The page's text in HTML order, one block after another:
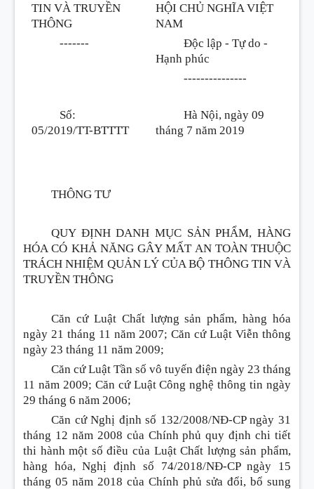
TIN VÀ TRUYỀN
THÔNG
-------
HỘI CHỦ NGHĨA VIỆT
NAM
Độc lập - Tự do -
Hạnh phúc
---------------
Số:
05/2019/TT-BTTTT
Hà Nội, ngày 09
tháng 7 năm 2019
THÔNG TƯ
QUY ĐỊNH DANH MỤC SẢN PHẨM, HÀNG
HÓA CÓ KHẢ NĂNG GÂY MẤT AN TOÀN THUỘC
TRÁCH NHIỆM QUẢN LÝ CỦA BỘ THÔNG TIN VÀ
TRUYỀN THÔNG
Căn cứ Luật Chất lượng sản phẩm, hàng hóa
ngày 21 tháng 11 năm 2007; Căn cứ Luật Viễn thông
ngày 23 tháng 11 năm 2009;
Căn cứ Luật Tần số vô tuyến điện ngày 23 tháng
11 năm 2009; Căn cứ Luật Công nghệ thông tin ngày
29 tháng 6 năm 2006;
Căn cứ Nghị định số 132/2008/NĐ-CP ngày 31
tháng 12 năm 2008 của Chính phủ quy định chi tiết
thi hành một số điều của Luật Chất lượng sản phẩm,
hàng hóa, Nghị định số 74/2018/NĐ-CP ngày 15
tháng 05 năm 2018 của Chính phủ sửa đổi, bổ sung